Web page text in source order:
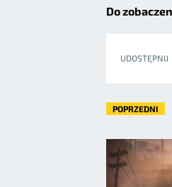
Do
UDOSTĘPNIJ
POPRZEDNI